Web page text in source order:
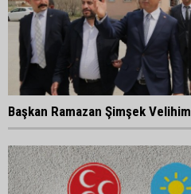
Başkan Ramazan Şimşek